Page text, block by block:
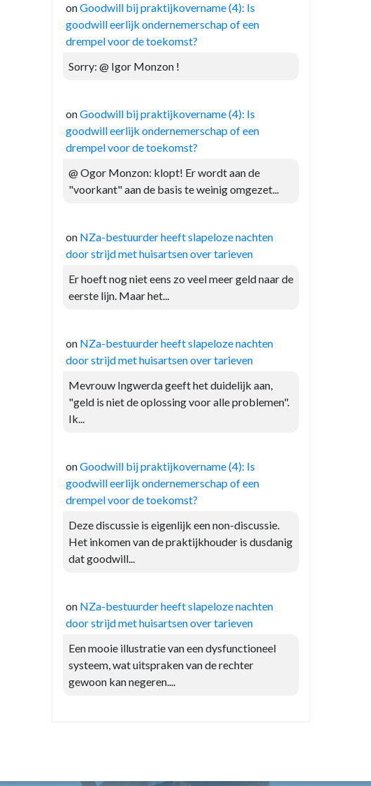
onGoodwill bij praktijkovername (4): Is
goodwill eerlijk ondernemerschap of een
drempel voor de toekomst?
Sorry: @ Igor Monzon !
onGoodwill bij praktijkovername (4): Is
goodwill eerlijk ondernemerschap of een
drempel voor de toekomst?
@ Ogor Monzon: klopt! Er wordt aan de
"voorkant" aan de basis te weinig omgezet...
on NZa-bestuurder heeft slapeloze nachten
door strijd met huisartsen over tarieven
Er hoeft nog niet eens zo veel meer geld naar de
eerste lijn. Maar het...
on NZa-bestuurder heeft slapeloze nachten
door strijd met huisartsen over tarieven
Mevrouw Ingwerda geeft het duidelijk aan,
"geld is niet de oplossing voor alle problemen".
Ik...
onGoodwill bij praktijkovername (4): Is
goodwill eerlijk ondernemerschap of een
drempel voor de toekomst?
Deze discussie is eigenlijk een non-discussie.
Het inkomen van de praktijkhouder is dusdanig
dat goodwill...
on NZa-bestuurder heeft slapeloze nachten
door strijd met huisartsen over tarieven
Een mooie illustratie van een dysfunctioneel
systeem, wat uitspraken van de rechter
gewoon kan negeren....